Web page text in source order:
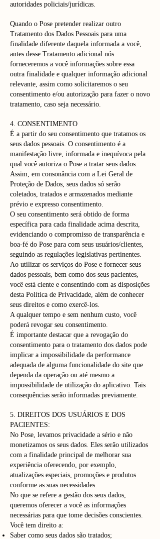
autoridades policiais/jurídicas.
Quando o Pose pretender realizar outro
Tratamento dos Dados Pessoais para uma
finalidade diferente daquela informada a você,
antes desse Tratamento adicional nós
forneceremos a você informações sobre essa
outra finalidade e qualquer informação adicional
relevante, assim como solicitaremos o seu
consentimento e/ou autorização para fazer o novo
tratamento, caso seja necessário.
4. CONSENTIMENTO
É a partir do seu consentimento que tratamos os
seus dados pessoais. O consentimento é a
manifestação livre, informada e inequívoca pela
qual você autoriza o Pose a tratar seus dados.
Assim, em consonância com a Lei Geral de
Proteção de Dados, seus dados só serão
coletados, tratados e armazenados mediante
prévio e expresso consentimento.
O seu consentimento será obtido de forma
específica para cada finalidade acima descrita,
evidenciando o compromisso de transparência e
boa-fé do Pose para com seus usuários/clientes,
seguindo as regulações legislativas pertinentes.
Ao utilizar os serviços do Pose e fornecer seus
dados pessoais, bem como dos seus pacientes,
você está ciente e consentindo com as disposições
desta Política de Privacidade, além de conhecer
seus direitos e como exercê-los.
A qualquer tempo e sem nenhum custo, você
poderá revogar seu consentimento.
É importante destacar que a revogação do
consentimento para o tratamento dos dados pode
implicar a impossibilidade da performance
adequada de alguma funcionalidade do site que
dependa da operação ou até mesmo a
impossibilidade de utilização do aplicativo. Tais
consequências serão informadas previamente.
5. DIREITOS DOS USUÁRIOS E DOS
PACIENTES:
No Pose, levamos privacidade a sério e não
monetizamos os seus dados. Eles serão utilizados
com a finalidade principal de melhorar sua
experiência oferecendo, por exemplo,
atualizações especiais, promoções e produtos
conforme as suas necessidades.
No que se refere a gestão dos seus dados,
queremos oferecer a você as informações
necessárias para que tome decisões conscientes.
Você tem direito a:
Saber como seus dados são tratados;